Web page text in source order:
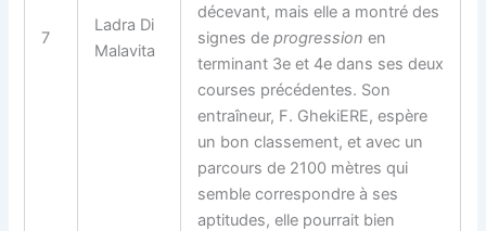
7
Ladra Di
Malavita
décevant, mais elle a montré des
signes deprogression en
terminant 3e et 4e dans ses deux
courses précédentes. Son
entraîneur, F. GhekiERE, espère
un bon classement, et avec un
parcours de 2100 mètres qui
semble correspondre à ses
aptitudes, elle pourrait bien